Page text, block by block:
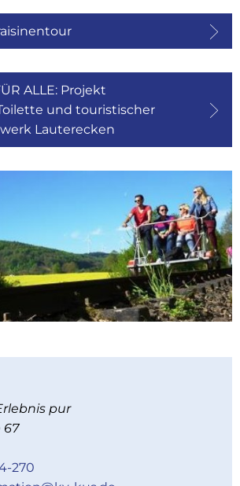
ALLE: Projekt
und touristischer
Lauterecken
pur
67
270